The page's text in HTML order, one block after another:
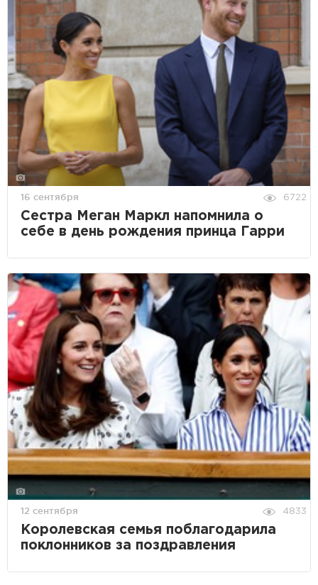
16 сентября 6722
Сестра Меган Маркл напомнила о
себе в день рождения принца Гарри
12 сентября 4833
Королевская семья поблагодарила
поклонников за поздравления